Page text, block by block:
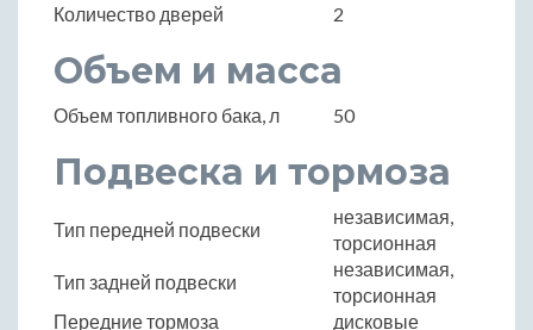
Количество дверей
2
Объем и масса
Объем топливного бака, л 50
Подвеска и тормоза
Тип передней подвески
независимая,
торсионная
Тип задней подвески
независимая,
торсионная
Передние тормоза
дисковые